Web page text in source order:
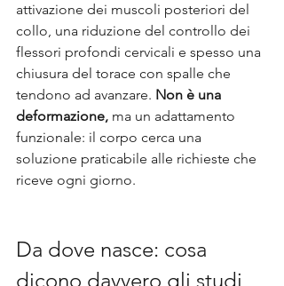
attivazione dei muscoli posteriori del
collo, una riduzione del controllo dei
flessori profondi cervicali e spesso una
chiusura del torace con spalle che
tendono ad avanzare. Non è una
deformazione, ma un adattamento
funzionale: il corpo cerca una
soluzione praticabile alle richieste che
riceve ogni giorno.
Da dove nasce: cosa
dicono davvero gli studi